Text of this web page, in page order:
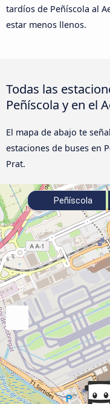
tardíos de Peñíscola al
estar menos llenos.
Todas las
Peñíscola y en el
El mapa de abajo te
estaciones de buses en
Prat.
Peñíscola